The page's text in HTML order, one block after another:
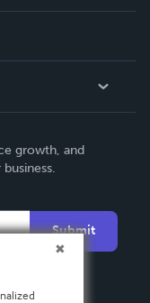
growth, and
Submit